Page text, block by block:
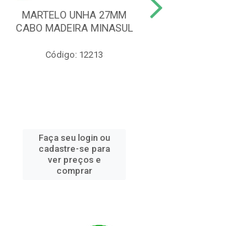
MARTELO UNHA 27MM
CABO MADEIRA MINASUL
Código: 12213
Faça seu login ou
cadastre-se para
ver preços e
comprar